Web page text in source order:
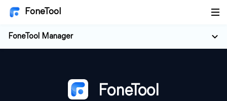
FoneTool
FoneTool Manager
FoneTool